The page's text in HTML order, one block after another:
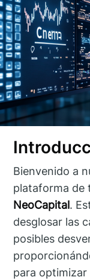
Bienvenido a
plataforma de
NeoCapital.
desglosar las
posibles
para optimizar